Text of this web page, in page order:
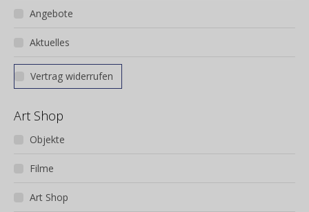
Angebote
Aktuelles
Vertrag widerrufen
Art Shop
Objekte
Filme
Art Shop